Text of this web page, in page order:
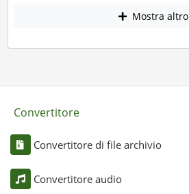
Mostra altro
Convertitore
Convertitore di file archivio
Convertitore audio